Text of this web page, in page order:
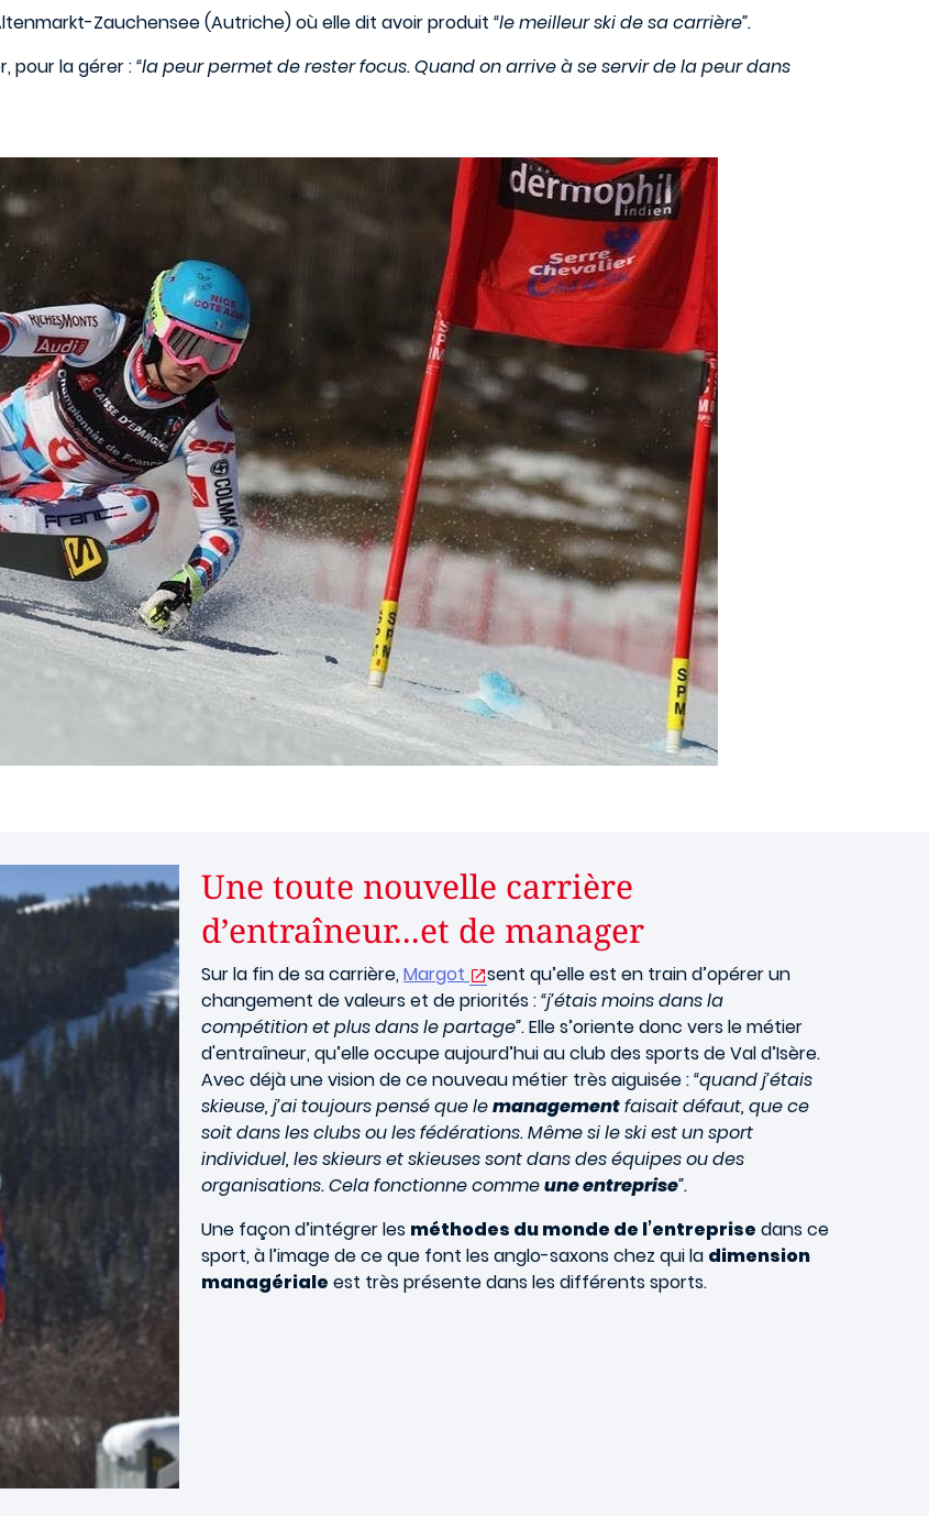
Zauchensee (Autriche) où elle dit avoir produit “le meilleur ski de sa carrière”.
pour la gérer :“la peur permet de rester focus. Quand on arrive à se servir de la peur dans
Une toute nouvelle carrière
d’entraîneur...et de manager
Sur la fin de sa carrière,Margot
sent qu’elle est en train d’opérer un
changement de valeurs et de priorités :“j’étais moins dans la
compétition et plus dans le partage”. Elle s’oriente donc vers le métier
d'entraîneur, qu’elle occupe aujourd’hui au club des sports de Val d’Isère.
Avec déjà une vision de ce nouveau métier très aiguisée :“quand j’étais
skieuse, j’ai toujours pensé que lemanagementfaisait défaut, que ce
soit dans les clubs ou les fédérations. Même si le ski est un sport
individuel, les skieurs et skieuses sont dans des équipes ou des
organisations. Cela fonctionne commeune entreprise”.
Une façon d’intégrer les méthodes du monde de l’entreprise dans ce
sport, à l’image de ce que font les anglo-saxons chez qui la dimension
managériale est très présente dans les différents sports.